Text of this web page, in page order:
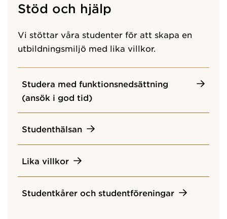
Stöd och hjälp
Vi stöttar våra studenter för att skapa en
utbildningsmiljö med lika villkor.
Studera med funktionsnedsättning
(ansök i god tid)
Studenthälsan
Lika villkor
Studentkårer och studentföreningar